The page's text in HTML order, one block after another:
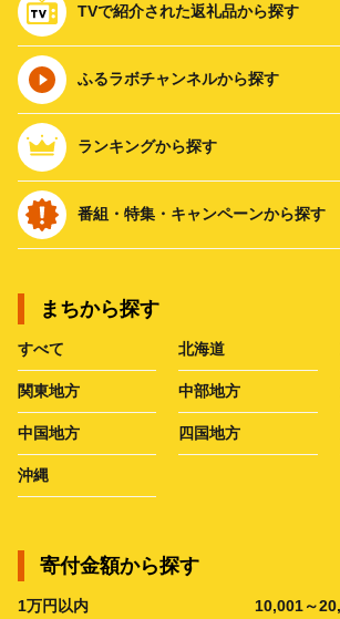
TVで紹介された返礼品から探す
ふるラボチャンネルから探す
ランキングから探す
番組・特集・キャンペーンから探す
まちから探す
すべて 北海道
関東地方 中部地方
中国地方 四国地方
沖縄
寄付金額から探す
1万円以内 10,001～